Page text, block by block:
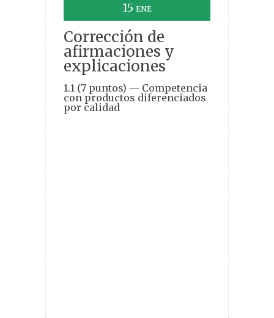
15 ENE
Corrección de
afirmaciones y
explicaciones
1.1 (7 puntos) — Competencia
con productos diferenciados
por calidad